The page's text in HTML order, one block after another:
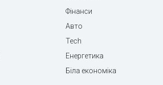
Фінанси
Авто
Tech
Енергетика
Біла економіка